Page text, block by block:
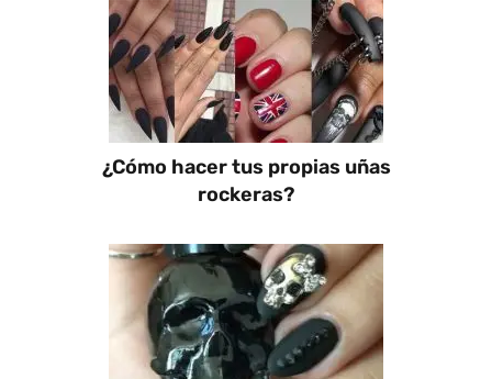
¿Cómo hacer tus propias uñas
rockeras?